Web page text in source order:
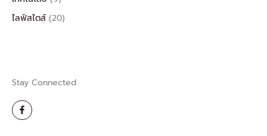
ไลฟ์สไตส์ (20)
Stay Connected
F
a
c